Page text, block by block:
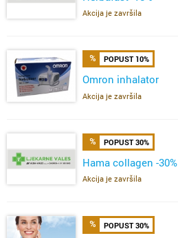
Akcija je završila
POPUST 10%
Omron inhalator
Akcija je završila
POPUST 30%
Hama collagen -30%
Akcija je završila
POPUST 30%